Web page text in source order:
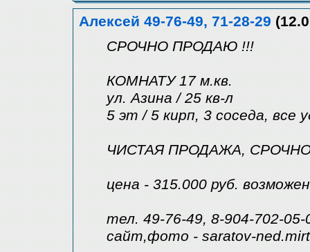
Алексей 49-76-49, 71-28-29
СРОЧНО ПРОДАЮ !!!
КОМНАТУ 17 м.кв.
ул. Азина / 25 кв-л
5 эт / 5 кирп, 3 соседа, все
ЧИСТАЯ ПРОДАЖА,
цена - 315.000 руб.
тел. 49-76-49, 8-904-702-05-
сайт,фото - saratov-